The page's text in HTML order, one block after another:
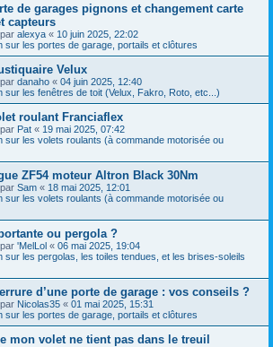
de garages pignons et changement carte
capteurs
alexya « 10 juin 2025, 22:02
sur les portes de garage, portails et clôtures
Velux
danaho « 04 juin 2025, 12:40
sur les fenêtres de toit (Velux, Fakro, Roto, etc...)
roulant Franciaflex
Pat « 19 mai 2025, 07:42
sur les volets roulants (à commande motorisée ou
ZF54 moteur Altron Black 30Nm
Sam « 18 mai 2025, 12:01
sur les volets roulants (à commande motorisée ou
ou pergola ?
'MelLol « 06 mai 2025, 19:04
sur les pergolas, les toiles tendues, et les brises-soleils
d’une porte de garage : vos conseils ?
Nicolas35 « 01 mai 2025, 15:31
sur les portes de garage, portails et clôtures
mon volet ne tient pas dans le treuil